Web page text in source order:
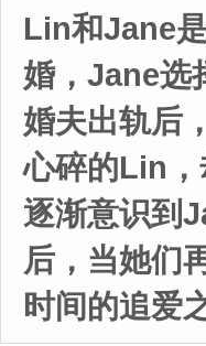
Lin和Jane
婚，Jane选
婚夫出轨后
心碎的Lin
逐渐意识到
后，当她们
时间的追爱